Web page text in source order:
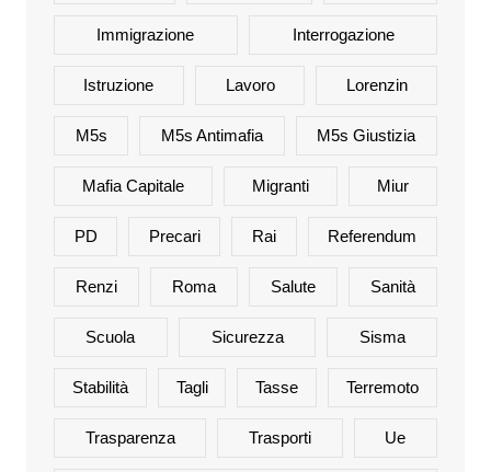
Immigrazione Interrogazione
Istruzione Lavoro Lorenzin
M5s M5s Antimafia M5s Giustizia
Mafia Capitale Migranti Miur
PD Precari Rai Referendum
Renzi Roma Salute Sanità
Scuola Sicurezza Sisma
Stabilità Tagli Tasse Terremoto
Trasparenza Trasporti Ue